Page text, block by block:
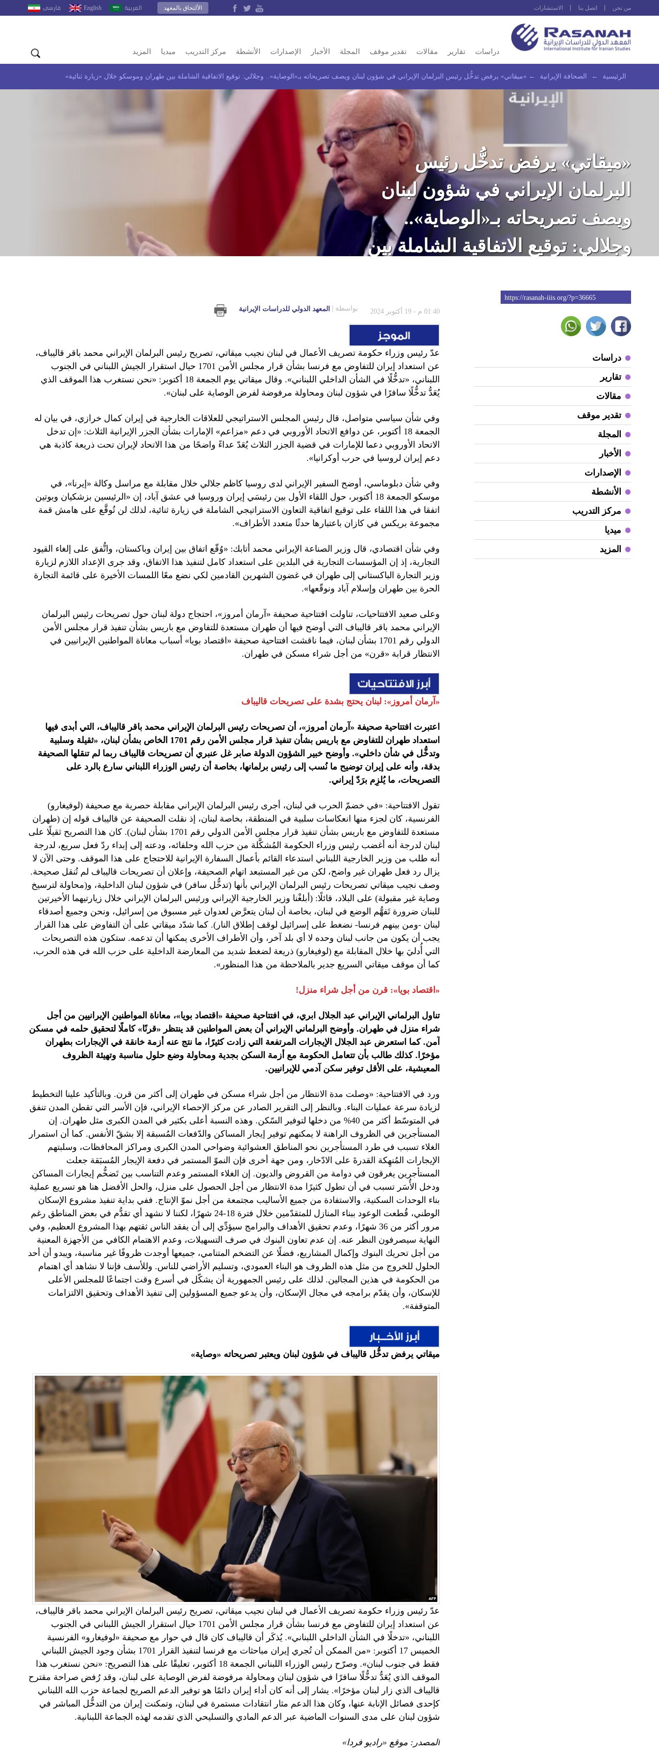
من نحن اتصل بنا الاستشارات العربية English فارسى الألتحاق بالمعهد
دراسات تقارير مقالات تقدير موقف المجلة الأخبار الإصدارات الأنشطة مركز التدريب ميديا المزيد
الرئيسية ← الصحافة الإيرانية ← «ميقاتي» يرفض تدخُّل رئيس البرلمان الإيراني في شؤون لبنان ويصف تصريحاته بـ«الوصاية».. وجلالي: توقيع الاتفاقية الشاملة بين طهران وموسكو خلال «زيارة ثنائية»
«ميقاتي» يرفض تدخُّل رئيس
البرلمان الإيراني في شؤون لبنان
ويصف تصريحاته بـ«الوصاية»..
وجلالي: توقيع الاتفاقية الشاملة بين
https://rasanah-iiis.org/?p=36665
دراسات
تقارير
مقالات
تقدير موقف
المجلة
الأخبار
الإصدارات
الأنشطة
مركز التدريب
ميديا
المزيد
01:40 م - 19 أكتوبر 2024 بواسطة المعهد الدولي للدراسات الإيرانية
عدّ رئيس وزراء حكومة تصريف الأعمال في لبنان نجيب ميقاتي، تصريح رئيس البرلمان الإيراني محمد باقر قاليباف،
عن استعداد إيران للتفاوض مع فرنسا بشأن قرار مجلس الأمن 1701 حيال استقرار الجيش اللبناني في الجنوب
اللبناني، «تدخُّلًا في الشأن الداخلي اللبناني». وقال ميقاتي يوم الجمعة 18 أكتوبر: «نحن نستغرب هذا الموقف الذي
يُعَدُّ تدخُّلًا سافرًا في شؤون لبنان ومحاولة مرفوضة لفرض الوصاية على لبنان».
وفي شأن سياسي متواصل، قال رئيس المجلس الاستراتيجي للعلاقات الخارجية في إيران كمال خرازي، في بيان له
الجمعة 18 أكتوبر، عن دوافع الاتحاد الأوروبي في دعم «مزاعم» الإمارات بشأن الجزر الإيرانية الثلاث: «إن تدخل
الاتحاد الأوروبي دعما للإمارات في قضية الجزر الثلاث يُعَدّ عداءً واضحًا من هذا الاتحاد لإيران تحت ذريعة كاذبة هي
دعم إيران لروسيا في حرب أوكرانيا».
وفي شأن دبلوماسي، أوضح السفير الإيراني لدى روسيا كاظم جلالي خلال مقابلة مع مراسل وكالة «إيرنا»، في
موسكو الجمعة 18 أكتوبر، حول اللقاء الأول بين رئيسَي إيران وروسيا في عشق آباد، إن «الرئيسين بزشكيان وبوتين
اتفقا في هذا اللقاء على توقيع اتفاقية التعاون الاستراتيجي الشاملة في زيارة ثنائية، لذلك لن تُوقَّع على هامش قمة
مجموعة بريكس في كازان باعتبارها حدثًا متعدد الأطراف».
وفي شأن اقتصادي، قال وزير الصناعة الإيراني محمد أتابك: «وُقّع اتفاق بين إيران وباكستان، واتُّفق على إلغاء القيود
التجارية، إذ إن المؤسسات التجارية في البلدين على استعداد كامل لتنفيذ هذا الاتفاق، وقد جرى الإعداد اللازم لزيارة
وزير التجارة الباكستاني إلى طهران في غضون الشهرين القادمين لكي نضع معًا اللمسات الأخيرة على قائمة التجارة
الحرة بين طهران وإسلام آباد ونوقّعها».
وعلى صعيد الافتتاحيات، تناولت افتتاحية صحيفة «آرمان أمروز»، احتجاج دولة لبنان حول تصريحات رئيس البرلمان
الإيراني محمد باقر قاليباف التي أوضح فيها أن طهران مستعدة للتفاوض مع باريس بشأن تنفيذ قرار مجلس الأمن
الدولي رقم 1701 بشأن لبنان، فيما ناقشت افتتاحية صحيفة «اقتصاد بويا» أسباب معاناة المواطنين الإيرانيين في
الانتظار قرابة «قرن» من أجل شراء مسكن في طهران.
«آرمان أمروز»: لبنان يحتج بشدة على تصريحات قاليباف
اعتبرت افتتاحية صحيفة «آرمان أمروز»، أن تصريحات رئيس البرلمان الإيراني محمد باقر قاليباف، التي أبدى فيها
استعداد طهران للتفاوض مع باريس بشأن تنفيذ قرار مجلس الأمن رقم 1701 الخاص بشأن لبنان، «ثقيلة وسلبية
وتدخُّل في شأن داخلي». وأوضح خبير الشؤون الدولة صابر غل عنبري أن تصريحات قاليباف ربما لم تنقلها الصحيفة
بدقة، وأنه على إيران توضيح ما نُسب إلى رئيس برلمانها، بخاصة أن رئيس الوزراء اللبناني سارع بالرد على
التصريحات، ما يُلزِم برَدّ إيراني.
تقول الافتتاحية: «في خضمّ الحرب في لبنان، أجرى رئيس البرلمان الإيراني مقابلة حصرية مع صحيفة (لوفيغارو)
الفرنسية، كان لجزء منها انعكاسات سلبية في المنطقة، بخاصة لبنان، إذ نقلت الصحيفة عن قاليباف قوله إن (طهران
مستعدة للتفاوض مع باريس بشأن تنفيذ قرار مجلس الأمن الدولي رقم 1701 بشأن لبنان). كان هذا التصريح ثقيلًا على
لبنان لدرجة أنه أغضب رئيس وزراء الحكومة المُشكَّلة من حزب الله وحلفائه، ودعته إلى إبداء ردّ فعل سريع، لدرجة
أنه طلب من وزير الخارجية اللبناني استدعاء القائم بأعمال السفارة الإيرانية للاحتجاج على هذا الموقف. وحتى الآن لا
يزال رد فعل طهران غير واضح، لكن من غير المستبعد اتهام الصحيفة، وإعلان أن تصريحات قاليباف لم تُنقل صحيحة.
وصف نجيب ميقاتي تصريحات رئيس البرلمان الإيراني بأنها (تدخُّل سافر) في شؤون لبنان الداخلية، و(محاولة لترسيخ
وصاية غير مقبولة) على البلاد، قائلًا: (أبلغْنا وزير الخارجية الإيراني ورئيس البرلمان الإيراني خلال زيارتيهما الأخيرتين
للبنان ضرورة تَفهُّم الوضع في لبنان، بخاصة أن لبنان يتعرَّض لعدوان غير مسبوق من إسرائيل، ونحن وجميع أصدقاء
لبنان -ومن بينهم فرنسا- نضغط على إسرائيل لوقف إطلاق النار). كما شدّد ميقاتي على أن التفاوض على هذا القرار
يجب أن يكون من جانب لبنان وحده لا أي بلد آخر، وأن الأطراف الأخرى يمكنها أن تدعمه. ستكون هذه التصريحات
التي أُدليَ بها خلال المقابلة مع (لوفيغارو) ذريعة لضغط شديد من المعارضة الداخلية على حزب الله في هذه الحرب،
كما أن موقف ميقاتي السريع جدير بالملاحظة من هذا المنظور».
«اقتصاد بويا»: قرن من أجل شراء منزل!
تناول البرلماني الإيراني عبد الجلال ابري، في افتتاحية صحيفة «اقتصاد بويا»، معاناة المواطنين الإيرانيين من أجل
شراء منزل في طهران. وأوضح البرلماني الإيراني أن بعض المواطنين قد ينتظر «قرنًا» كاملًا لتحقيق حلمه في مسكن
آمن. كما استعرض عبد الجلال الإيجارات المرتفعة التي زادت كثيرًا، ما نتج عنه أزمة خانقة في الإيجارات بطهران
مؤخرًا. كذلك طالب بأن تتعامل الحكومة مع أزمة السكن بجدية ومحاولة وضع حلول مناسبة وتهيئة الظروف
المعيشية، على الأقل توفير سكن آدمي للإيرانيين.
ورد في الافتتاحية: «وصلت مدة الانتظار من أجل شراء مسكن في طهران إلى أكثر من قرن. وبالتأكيد علينا التخطيط
لزيادة سرعة عمليات البناء. وبالنظر إلى التقرير الصادر عن مركز الإحصاء الإيراني، فإن الأسر التي تقطن المدن تنفق
في المتوسّط أكثر من 40% من دخلها لتوفير السّكن. وهذه النسبة أعلى بكثير في المدن الكبرى مثل طهران. إن
المستأجرين في الظروف الراهنة لا يمكنهم توفير إيجار المساكن والدّفعات المُسبقة إلا بشقّ الأنفس. كما أن استمرار
الغلاء تسبب في طرد المستأجرين نحو المناطق العشوائية وضواحي المدن الكبرى ومراكز المحافظات، وسلبتهم
الإيجارات المُنهِكة القدرةَ على الادّخار، ومن جهة أخرى فإن النموّ المستمر في دفعة الإيجار المُسبَقة جعلت
المستأجرين يغرقون في دوامة من القروض والديون. إن الغلاء المستمر وعدم التناسب بين تَضخُّم إيجارات المساكن
ودخل الأُسَر تسبب في أن تطول كثيرًا مدة الانتظار من أجل الحصول على منزل، والحل الأفضل هنا هو تسريع عملية
بناء الوحدات السكنية، والاستفادة من جميع الأساليب مجتمعة من أجل نموّ الإنتاج. ففي بداية تنفيذ مشروع الإسكان
الوطني، قُطعت الوعود ببناء المنازل للمتقدّمين خلال فترة 18-24 شهرًا، لكننا لا نشهد أي تقدُّم في بعض المناطق رغم
مرور أكثر من 36 شهرًا، وعدم تحقيق الأهداف والبرامج سيؤدِّي إلى أن يفقد الناس ثقتهم بهذا المشروع العظيم، وفي
النهاية سيصرفون النظر عنه. إن عدم تعاون البنوك في صرف التسهيلات، وعدم الاهتمام الكافي من الأجهزة المعنية
من أجل تحريك البنوك وإكمال المشاريع، فضلًا عن التضخم المتنامي، جميعها أوجدت ظروفًا غير مناسبة، ويبدو أن أحد
الحلول للخروج من مثل هذه الظروف هو البناء العمودي، وتسليم الأراضي للناس. وللأسف فإننا لا نشاهد أي اهتمام
من الحكومة في هذين المجالين. لذلك على رئيس الجمهورية أن يشكّل في أسرع وقت اجتماعًا للمجلس الأعلى
للإسكان، وأن يقدّم برامجه في مجال الإسكان، وأن يدعو جميع المسؤولين إلى تنفيذ الأهداف وتحقيق الالتزامات
المتوقفة».
ميقاتي يرفض تدخُّل قاليباف في شؤون لبنان ويعتبر تصريحاته «وصاية»
عدّ رئيس وزراء حكومة تصريف الأعمال في لبنان نجيب ميقاتي، تصريح رئيس البرلمان الإيراني محمد باقر قاليباف،
عن استعداد إيران للتفاوض مع فرنسا بشأن قرار مجلس الأمن 1701 حيال استقرار الجيش اللبناني في الجنوب
اللبناني، «تدخلًا في الشأن الداخلي اللبناني». يُذكَر أن قاليباف كان قال في حوار مع صحيفة «لوفيغارو» الفرنسية
الخميس 17 أكتوبر: «من الممكن أن تُجري إيران مباحثات مع فرنسا لتنفيذ القرار 1701 بشأن وجود الجيش اللبناني
فقط في جنوب لبنان». وصرّح رئيس الوزراء اللبناني الجمعة 18 أكتوبر، تعليقًا على هذا التصريح: «نحن نستغرب هذا
الموقف الذي يُعَدُّ تدخُّلًا سافرًا في شؤون لبنان ومحاولة مرفوضة لفرض الوصاية على لبنان، وقد رُفض صراحة مقترح
قاليباف الذي زار لبنان مؤخرًا». يشار إلى أنه كان أداء إيران دائمًا هو توفير الدعم الصريح لجماعة حزب الله اللبناني
كإحدى فصائل الإنابة عنها، وكان هذا الدعم مثار انتقادات مستمرة في لبنان، وتمكنت إيران من التدخُّل المباشر في
شؤون لبنان على مدى السنوات الماضية عبر الدعم المادي والتسليحي الذي تقدمه لهذه الجماعة اللبنانية.
المصدر: موقع «راديو فردا»